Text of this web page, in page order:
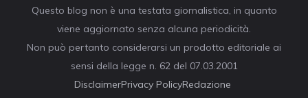
Questo blog non è una testata giornalistica, in quanto
viene aggiornato senza alcuna periodicità.
Non può pertanto considerarsi un prodotto editoriale ai
sensi della legge n. 62 del 07.03.2001
DisclaimerPrivacy PolicyRedazione